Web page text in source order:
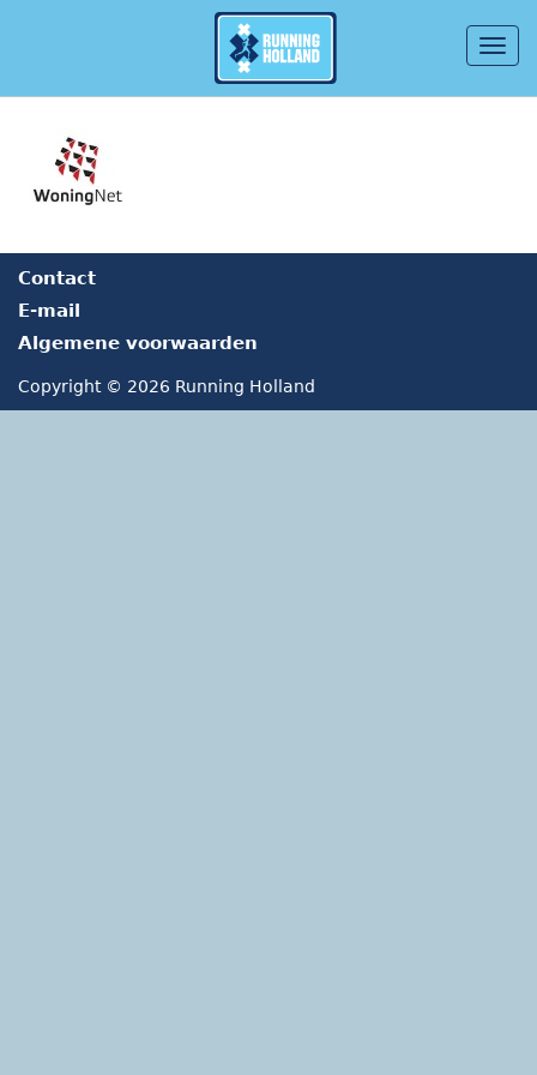
Overslaan en naar de inhoud gaan
Contact
E-mail
Algemene voorwaarden
Copyright © 2026 Running Holland